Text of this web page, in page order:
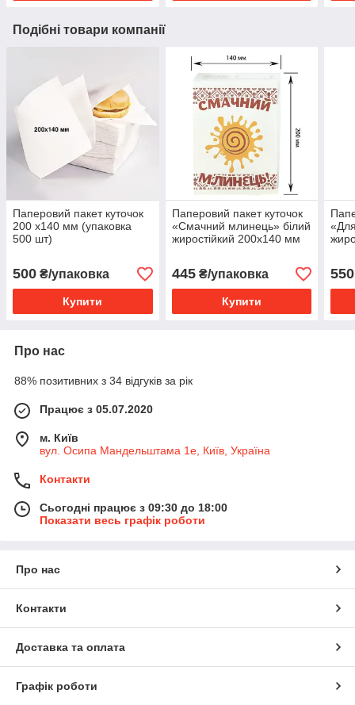
Подібні товари компанії
Паперовий пакет куточок
200 х140 мм (упаковка
500 шт)
500 ₴/упаковка
Купити
Паперовий пакет куточок
«Смачний млинець» білий
жиростійкий 200х140 мм
445₴/упаковка
Купити
550
Про нас
88% позитивних з 34 відгуків за рік
Працює з 05.07.2020
м. Київ
вул. Осипа Мандельштама 1е, Київ, Україна
Контакти
Сьогодні працює з 09:30 до 18:00
Показати весь графік роботи
Про нас
Контакти
Доставка та оплата
Графік роботи